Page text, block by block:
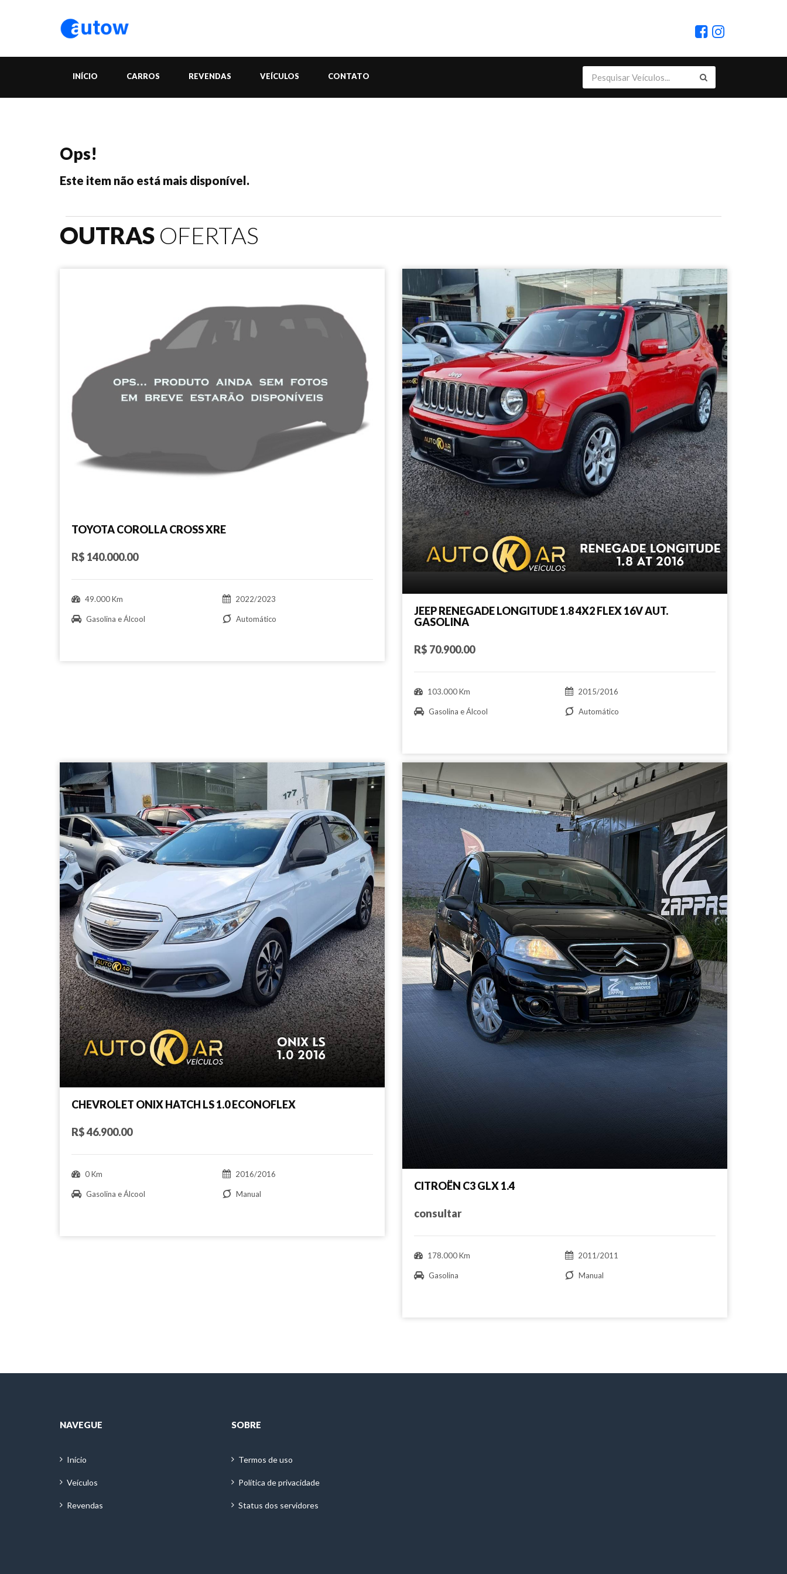
INÍCIO CARROS REVENDAS VEÍCULOS CONTATO
Ops!
Este item não está mais disponível.
OUTRAS OFERTAS
TOYOTA COROLLA CROSS XRE
R$ 140.000.00
49.000 Km 2022/2023
Gasolina e Álcool Automático
JEEP RENEGADE LONGITUDE 1.8 4X2 FLEX 16V AUT.
GASOLINA
R$ 70.900.00
103.000 Km 2015/2016
Gasolina e Álcool Automático
CHEVROLET ONIX HATCH LS 1.0 ECONOFLEX
R$ 46.900.00
0 Km 2016/2016
Gasolina e Álcool Manual
CITROËN C3 GLX 1.4
consultar
178.000 Km 2011/2011
Gasolina Manual
NAVEGUE
Início
Veículos
Revendas
SOBRE
Termos de uso
Política de privacidade
Status dos servidores